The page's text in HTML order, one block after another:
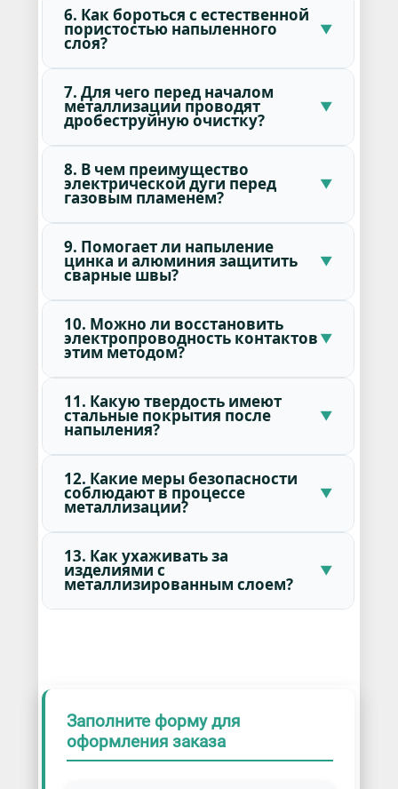
6. Как бороться с естественной
пористостью напыленного
слоя?
7. Для чего перед началом
металлизации проводят
дробеструйную очистку?
8. В чем преимущество
электрической дуги перед
газовым пламенем?
9. Помогает ли напыление
цинка и алюминия защитить
сварные швы?
10. Можно ли восстановить
электропроводность контактов
этим методом?
11. Какую твердость имеют
стальные покрытия после
напыления?
12. Какие меры безопасности
соблюдают в процессе
металлизации?
13. Как ухаживать за
изделиями с
металлизированным слоем?
Заполните форму для
оформления заказа